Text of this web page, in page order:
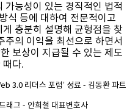
가능성이 있는 경직적인 법적
식 등에 대하여 전문적이고
충분히 설명해 균형점을 찾
주의 이익을 최선으로 하면서
보상이 지급될 수 있는 제도
때다.
3.0 리더스 포럼’ 성료 - 김동환 파트
래그 - 안희철 대표변호사